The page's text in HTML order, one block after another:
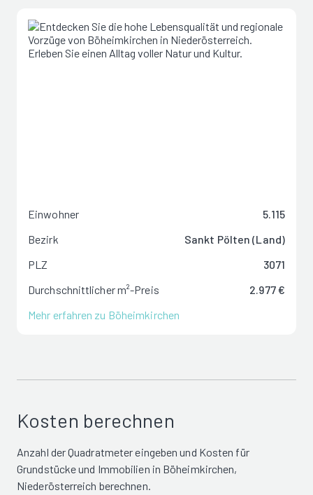
Einwohner
5.115
Bezirk
Sankt Pölten (Land)
PLZ
3071
Durchschnittlicher m²-Preis
2.977 €
Mehr erfahren zu Böheimkirchen
Kosten berechnen
Anzahl der Quadratmeter eingeben und Kosten für
Grundstücke und Immobilien in Böheimkirchen,
Niederösterreich berechnen.